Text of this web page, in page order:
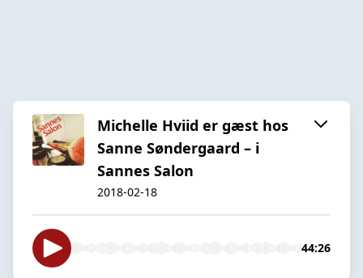
Michelle Hviid er gæst hos
Sanne Søndergaard – i
Sannes Salon
2018-02-18
44:26